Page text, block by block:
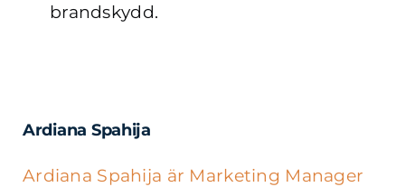
brandskydd.
Ardiana Spahija
Ardiana Spahija är Marketing Manager